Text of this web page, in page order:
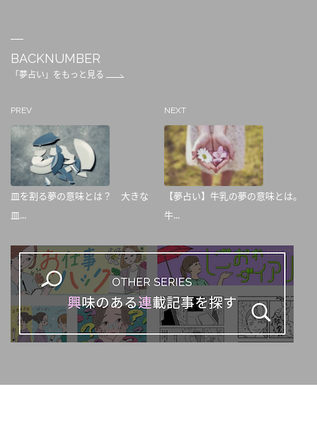
BACKNUMBER
「夢占い」をもっと見る
PREV
皿を割る夢の意味とは？ 大きな
皿...
NEXT
【夢占い】牛乳の夢の意味とは。
牛...